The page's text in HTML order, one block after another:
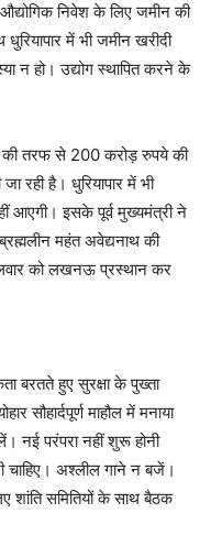
औद्योगिक निवेश के लिए जमीन की
में भी जमीन खरीदी
न हो। उद्योग स्थापित करने के
की तरफ से 200 करोड़ रुपये की
रही है। धुरियापार में भी
आएगी। इसके पूर्व मुख्यमंत्री ने
महंत अवेद्यनाथ की
को लखनऊ प्रस्थान कर
बरतते हुए सुरक्षा के पुख्ता
सौहार्दपूर्ण माहौल में मनाया
नई परंपरा नहीं शुरू होनी
चाहिए। अश्लील गाने न बजें।
शांति समितियों के साथ बैठक